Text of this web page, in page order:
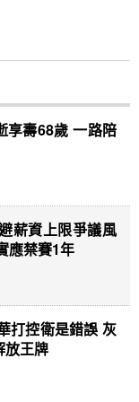
享壽68歲 一路陪
薪資上限爭議風
應禁賽1年
打控衛是錯誤 灰
放王牌